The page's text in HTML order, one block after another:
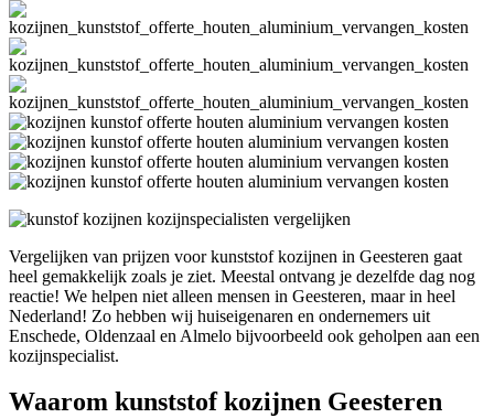
Vergelijken van prijzen voor kunststof kozijnen in Geesteren gaat
heel gemakkelijk zoals je ziet. Meestal ontvang je dezelfde dag nog
reactie! We helpen niet alleen mensen in Geesteren, maar in heel
Nederland! Zo hebben wij huiseigenaren en ondernemers uit
Enschede, Oldenzaal en Almelo bijvoorbeeld ook geholpen aan een
kozijnspecialist.
Waarom kunststof kozijnen Geesteren